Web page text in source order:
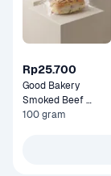
Rp25.700
Good Bakery
Smoked Beef
Cheese Sourdough
100 gram